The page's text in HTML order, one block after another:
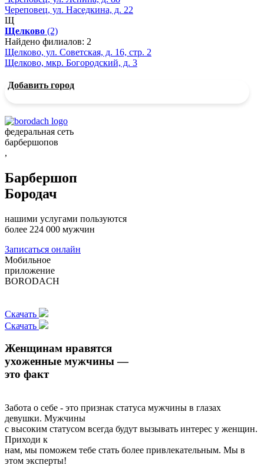
Череповец, ул. Наседкина, д. 22
Щ
Щелково (2)
Найдено филиалов: 2
Щелково, ул. Советская, д. 16, стр. 2
Щелково, мкр. Богородский, д. 3
Добавить город
федеральная сеть
барбершопов
,
Барбершоп
Бородач
нашими услугами пользуются
более 224 000 мужчин
Записаться онлайн
Мобильное
приложение
BORODACH
Скачать
Скачать
Женщинам нравятся
ухоженные мужчины —
это факт
Забота о себе - это признак статуса мужчины в глазах
девушки. Мужчины
с высоким статусом всегда будут вызывать интерес у женщин.
Приходи к
нам, мы поможем тебе стать более привлекательным. Мы в
этом эксперты!